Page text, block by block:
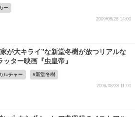
ー
2009/08/28 14:00
が大キライ”な新堂冬樹が放つリアルな
ッター映画『虫皇帝』
ルチャー 新堂冬樹
2009/08/28 11:00